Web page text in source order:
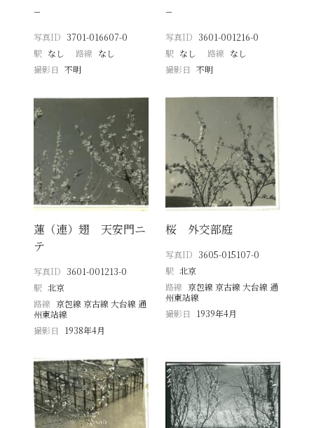
−
写真ID 3701-016607-0
駅 なし 路線 なし
撮影日
不明
−
写真ID 3601-001216-0
駅 なし 路線 なし
撮影日 不明
蓮（連）翅 天安門ニ
テ
写真ID 3601-001213-0
駅 北京
路線 京包線 京古線 大台線 通
州東站線
撮影日
1938年4月
桜 外交部庭
写真ID 3605-015107-0
駅 北京
路線 京包線 京古線 大台線 通
州東站線
撮影日
1939年4月